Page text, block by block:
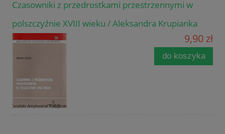
Czasowniki z przedrostkami przestrzennymi w
polszczyźnie XVIII wieku / Aleksandra Krupianka
9,90 zł
do koszyka